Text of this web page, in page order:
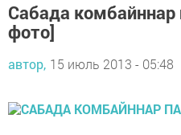
Сабада
фото]
автор, 15 июль 2013 - 05:48